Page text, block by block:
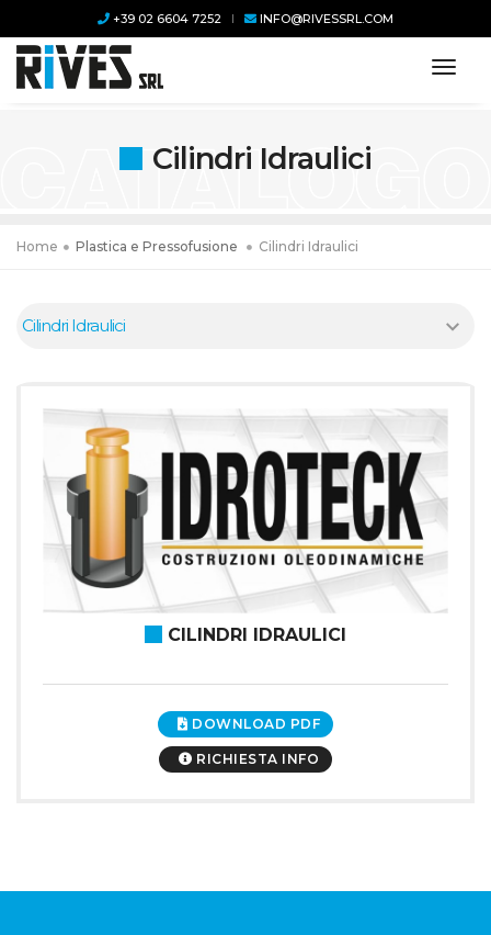
+39 02 6604 7252 INFO@RIVESSRL.COM
Cilindri Idraulici
Home Plastica e Pressofusione Cilindri Idraulici
CILINDRI IDRAULICI
DOWNLOAD PDF
RICHIESTA INFO